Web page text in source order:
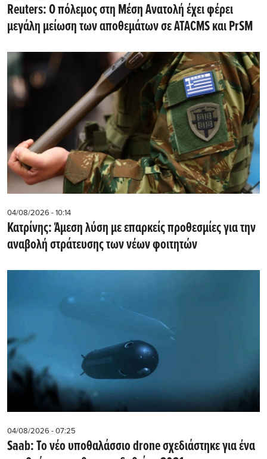
Reuters: Ο πόλεμος στη Μέση Ανατολή έχει φέρει
μεγάλη μείωση των αποθεμάτων σε ATACMS και PrSM
04/08/2026 - 10:14
Κατρίνης: Άμεση λύση με επαρκείς προθεσμίες για την
αναβολή στράτευσης των νέων φοιτητών
04/08/2026 - 07:25
Saab: Το νέο υποθαλάσσιο drone σχεδιάστηκε για ένα